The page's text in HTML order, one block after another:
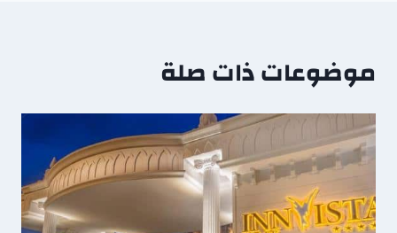
موضوعات ذات صلة